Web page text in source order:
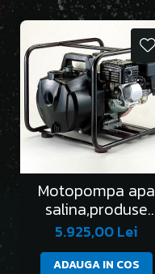
Motopompa apa
salina,produse
chimice,Koshin,
PGH-50
5.925,00 Lei
ADAUGA IN COS